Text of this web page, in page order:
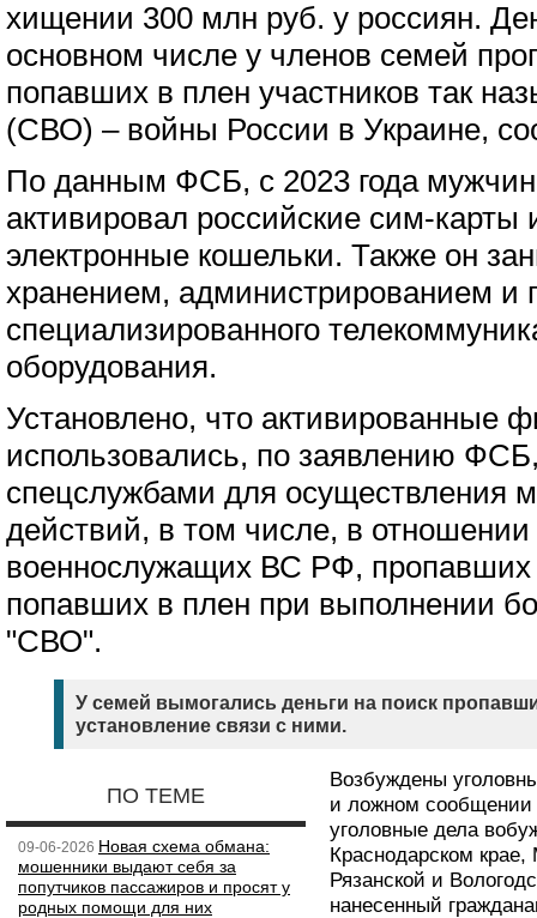
хищении 300 млн руб. у россиян.
основном числе у членов семей
попавших в плен участников так
(СВО) – войны России в Украине,
По данным ФСБ, с 2023 года
активировал российские сим-карты
электронные кошельки. Также он
хранением, администрированием и
специализированного
оборудования.
Установлено, что активированные
использовались, по заявлению
спецслужбами для осуществления
действий, в том числе, в отношении
военнослужащих ВС РФ, пропавших
попавших в плен при выполнении
"СВО".
У семей вымогались деньги на поиск
установление связи с ними.
ПО ТЕМЕ
09-06-2026 Новая схема обмана:
мошенники выдают себя за
попутчиков пассажиров и просят у
родных помощи для них
Возбуждены
и ложном сообщении
уголовные дела
Краснодарском крае,
Рязанской и
нанесенный